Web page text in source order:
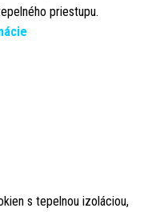
priestupu.
s tepelnou izoláciou,